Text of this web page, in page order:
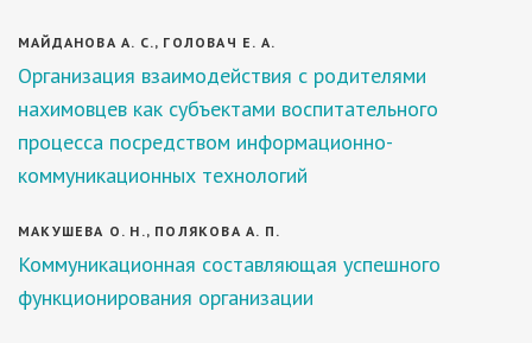
МАЙДАНОВА А. С., ГОЛОВАЧ Е. А.
Организация взаимодействия с родителями
нахимовцев как субъектами воспитательного
процесса посредством информационно-
коммуникационных технологий
МАКУШЕВА О. Н., ПОЛЯКОВА А. П.
Коммуникационная составляющая успешного
функционирования организации